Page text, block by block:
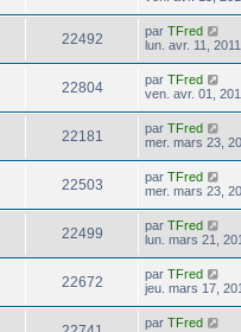
22492 par TFred
lun. avr. 11,
22804 par TFred
ven. avr. 01,
22181 par TFred
mer. mars 23,
22503 par TFred
mer. mars 23,
22499 par TFred
lun. mars 21,
22672 par TFred
jeu. mars 17,
par TFred